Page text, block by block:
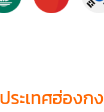
ประเทศฮ่องกง